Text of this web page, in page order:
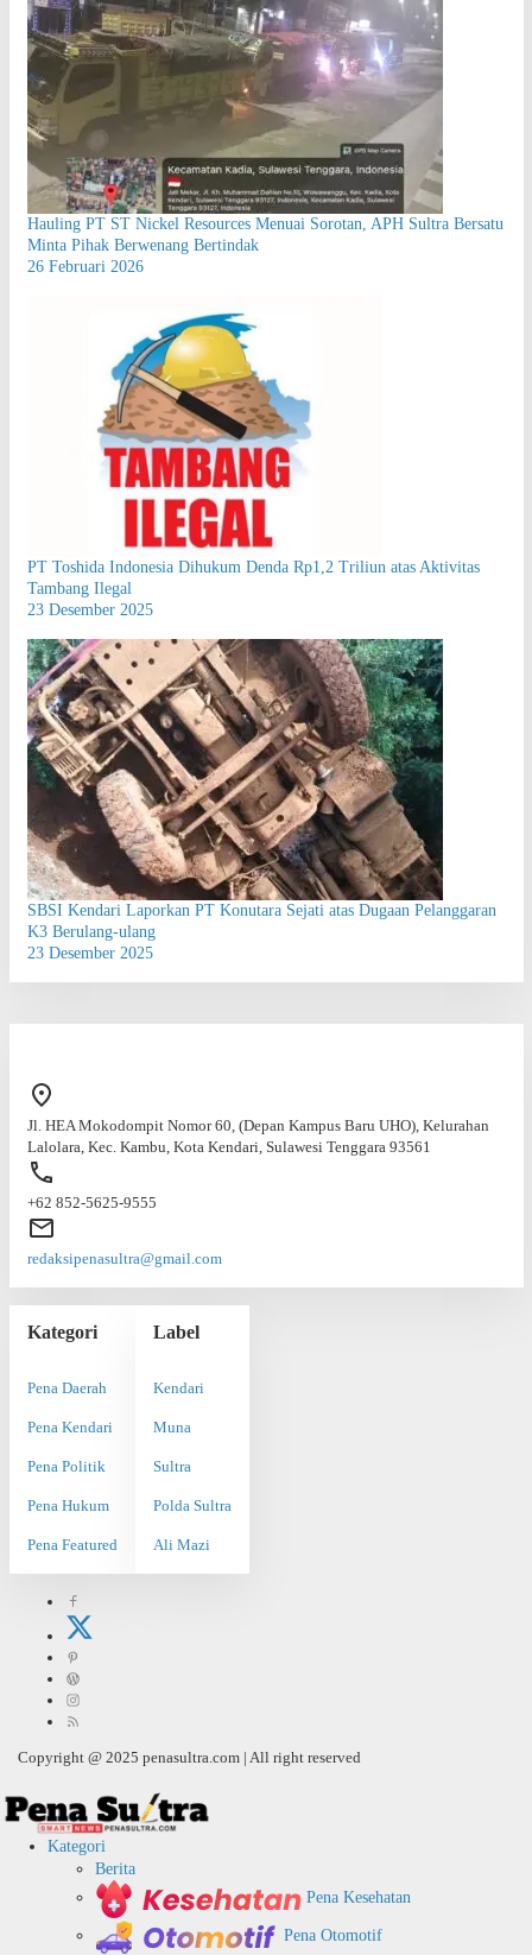
Hauling PT ST Nickel Resources Menuai Sorotan, APH Sultra Bersatu
Minta Pihak Berwenang Bertindak
26 Februari 2026
PT Toshida Indonesia Dihukum Denda Rp1,2 Triliun atas Aktivitas
Tambang Ilegal
23 Desember 2025
SBSI Kendari Laporkan PT Konutara Sejati atas Dugaan Pelanggaran
K3 Berulang-ulang
23 Desember 2025
Jl. HEA Mokodompit Nomor 60, (Depan Kampus Baru UHO), Kelurahan
Lalolara, Kec. Kambu, Kota Kendari, Sulawesi Tenggara 93561
+62 852-5625-9555
redaksipenasultra@gmail.com
Kategori
Pena Daerah
Pena Kendari
Pena Politik
Pena Hukum
Pena Featured
Label
Kendari
Muna
Sultra
Polda Sultra
Ali Mazi
Copyright @ 2025 penasultra.com | All right reserved
Kategori
Berita
Pena Kesehatan
Pena Otomotif